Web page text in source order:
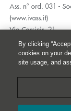
Ass. n° ord. 031 -
(www.ivass.it)
Via Cassinis, 21
20139 Milano
02 5351.1
Accessibilità
Privacy
By clicking
cookies on your
site usage, and